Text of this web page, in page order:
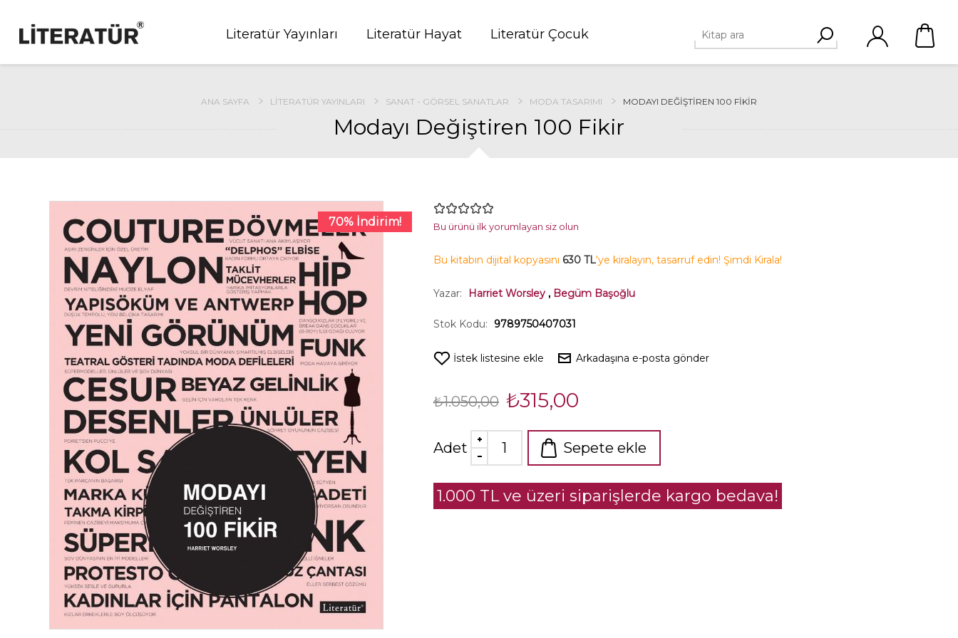
Literatür Yayınları Literatür Hayat Literatür Çocuk
ANA SAYFA LITERATÜR YAYINLARI SANAT - GÖRSEL SANATLAR MODA TASARIMI MODAYI DEĞIŞTIREN 100 FIKIR
Modayı Değiştiren 100 Fikir
70% İndirim! Bu ürünü ilk yorumlayan siz olun
Bu kitabın dijital kopyasını 630 TL'ye kiralayın, tasarruf edin! Şimdi Kirala!
Yazar: Harriet Worsley , Begüm Başoğlu
Stok Kodu: 9789750407031
İstek listesine ekle Arkadaşına e-posta gönder
₺1.050,00 ₺315,00
Adet Sepete ekle
1.000 TL ve üzeri siparişlerde kargo bedava!